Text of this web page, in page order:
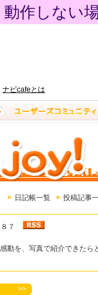
作しない
ナビcafeとは
日記帳一覧 投稿記事
７
動を、写真で紹介できたら
>>